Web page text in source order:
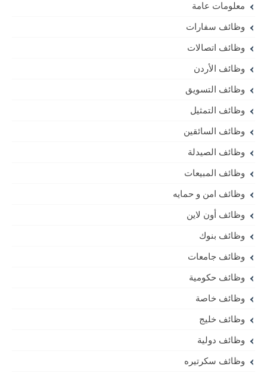
معلومات عامة
وظائف سفارات
وظائف اتصالات
وظائف الأردن
وظائف التسويق
وظائف التمثيل
وظائف السائقين
وظائف الصيدلة
وظائف المبيعات
وظائف امن و حمايه
وظائف أون لاين
وظائف بنوك
وظائف جامعات
وظائف حكومية
وظائف خاصة
وظائف خليج
وظائف دولية
وظائف سكرتيره